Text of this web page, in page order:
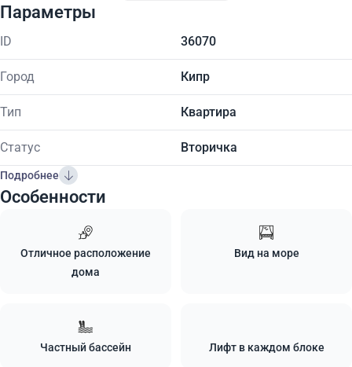
Параметры
ID 36070
Город Кипр
Тип Квартира
Статус Вторичка
Подробнее
Особенности
Отличное расположение
дома
Вид на море
Частный бассейн Лифт в каждом блоке